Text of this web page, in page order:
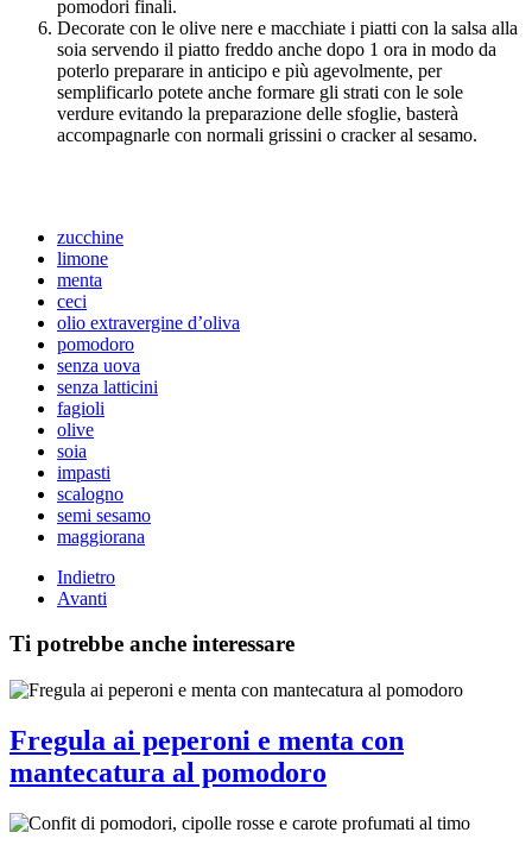
pomodori finali.
Decorate con le olive nere e macchiate i piatti con la salsa alla
soia servendo il piatto freddo anche dopo 1 ora in modo da
poterlo preparare in anticipo e più agevolmente, per
semplificarlo potete anche formare gli strati con le sole
verdure evitando la preparazione delle sfoglie, basterà
accompagnarle con normali grissini o cracker al sesamo.
zucchine
limone
menta
ceci
olio extravergine d’oliva
pomodoro
senza uova
senza latticini
fagioli
olive
soia
impasti
scalogno
semi sesamo
maggiorana
Indietro
Avanti
Ti potrebbe anche interessare
Fregula ai peperoni e menta con
mantecatura al pomodoro